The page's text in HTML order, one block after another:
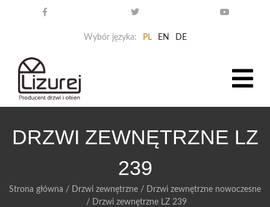
Wybór języka: PL EN DE
DRZWI ZEWNĘTRZNE LZ
239
Strona główna / Drzwi zewnętrzne / Drzwi zewnętrzne nowoczesne
/ Drzwi zewnętrzne LZ 239